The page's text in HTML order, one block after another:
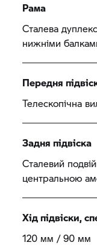
Рама
Сталева
нижніми
Передня
Телескопічна
Задня підвіска
Сталевий
центральною
Хід підвіски,
120 мм / 90 мм